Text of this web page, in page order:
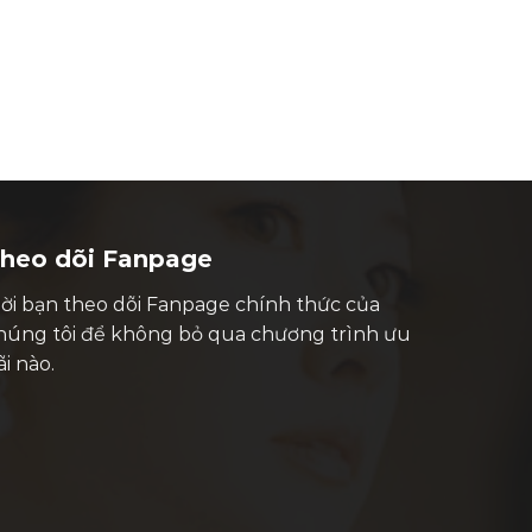
dõi Fanpage
bạn theo dõi Fanpage chính thức của
tôi để không bỏ qua chương trình ưu
nào.